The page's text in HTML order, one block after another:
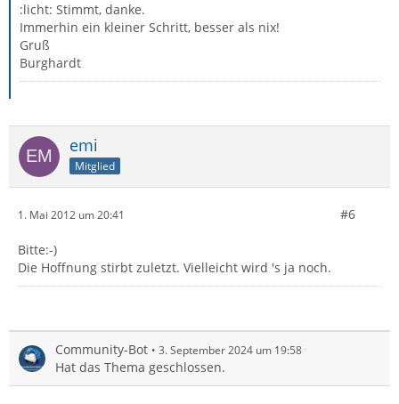
:licht: Stimmt, danke.
Immerhin ein kleiner Schritt, besser als nix!
Gruß
Burghardt
emi
Mitglied
1. Mai 2012 um 20:41 #6
Bitte:-)
Die Hoffnung stirbt zuletzt. Vielleicht wird 's ja noch.
Community-Bot 3. September 2024 um 19:58
Hat das Thema geschlossen.